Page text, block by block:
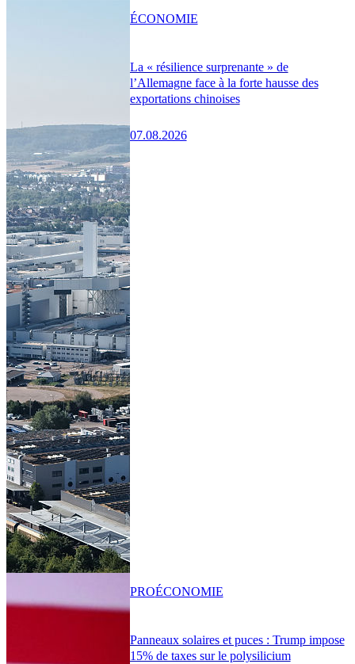
La « résilience surprenante » de
l’Allemagne face à la forte hausse des
exportations chinoises
07.08.2026
ÉCONOMIE
Panneaux solaires et puces : Trump impose
15% de taxes sur le polysilicium
PROÉCONOMIE